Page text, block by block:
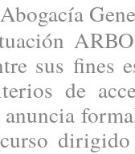
ARBO
sus fines
de